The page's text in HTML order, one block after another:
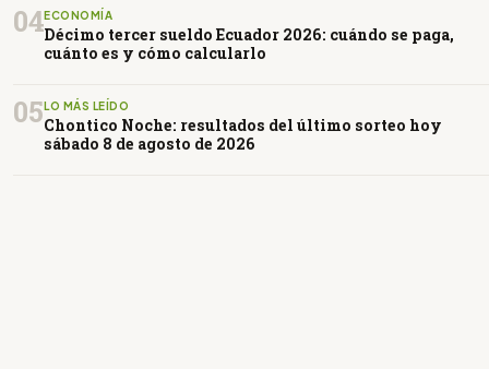
04ECONOMÍA
Décimo tercer sueldo Ecuador 2026: cuándo se paga,
cuánto es y cómo calcularlo
05LO MÁS LEÍDO
Chontico Noche: resultados del último sorteo hoy
sábado 8 de agosto de 2026